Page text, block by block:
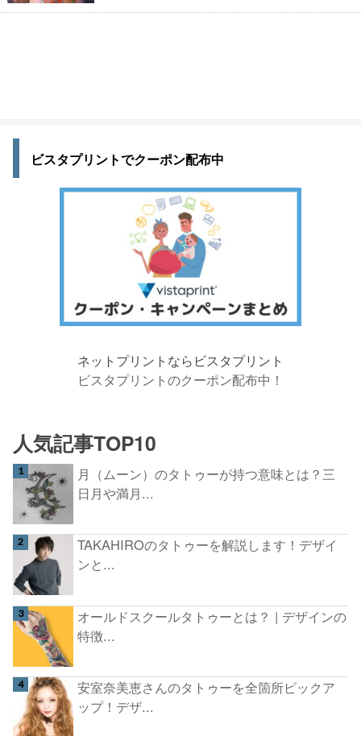
ビスタプリントでクーポン配布中
ネットプリントならビスタプリント
ビスタプリントのクーポン配布中！
人気記事TOP10
月（ムーン）のタトゥーが持つ意味とは？三
日月や満月...
TAKAHIROのタトゥーを解説します！デザイ
ンと...
オールドスクールタトゥーとは？ | デザインの
特徴...
安室奈美恵さんのタトゥーを全箇所ピックア
ップ！デザ...